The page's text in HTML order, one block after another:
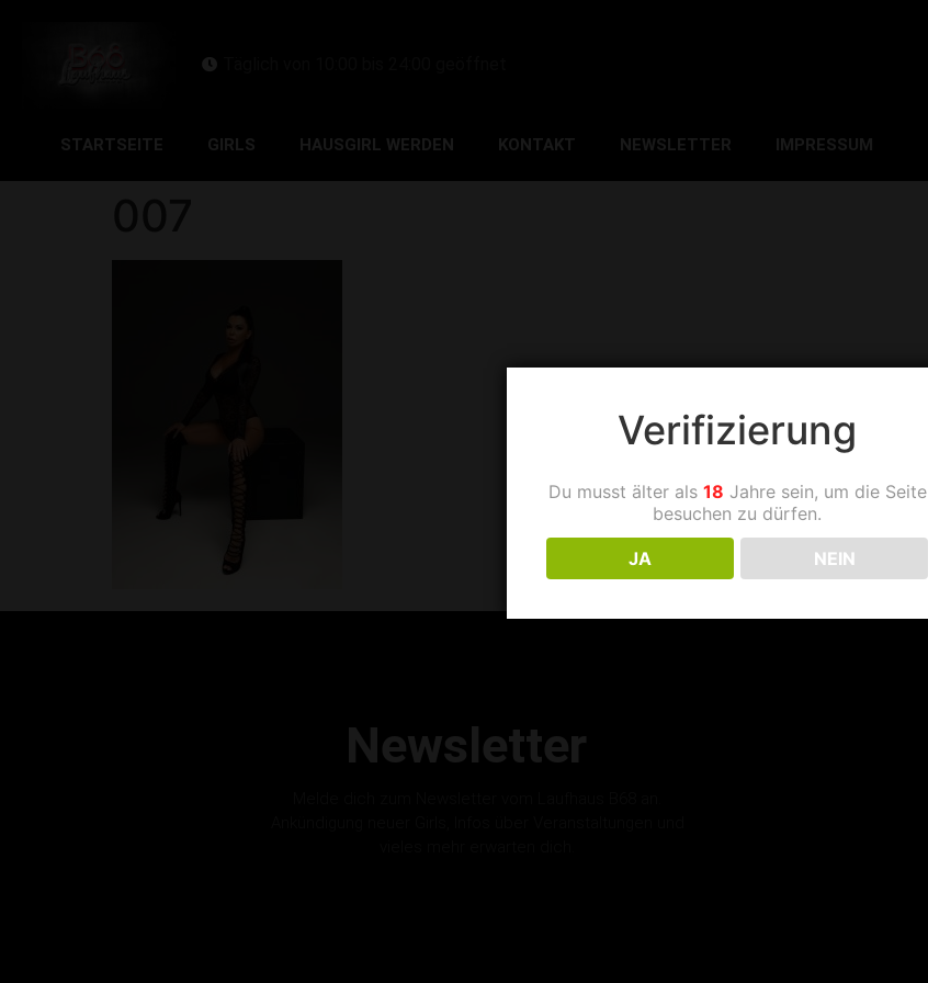
STARTSEITE GIRLS HAUSGIRL WERDEN KONTAKT NEWSLETTER IMPRESSUM
Newsletter
Verifizierung
Du musst älter als 18 Jahre sein, um die Seite
besuchen zu dürfen.
JA NEIN